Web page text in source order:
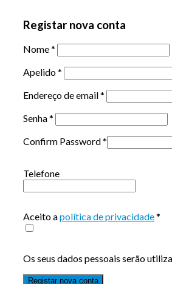
Registar nova conta
Nome*
Apelido*
Endereço de email*
Senha*
Confirm Password*
Telefone
Aceito apolítica de privacidade*
Os seus dados pessoais serão
Registar nova conta